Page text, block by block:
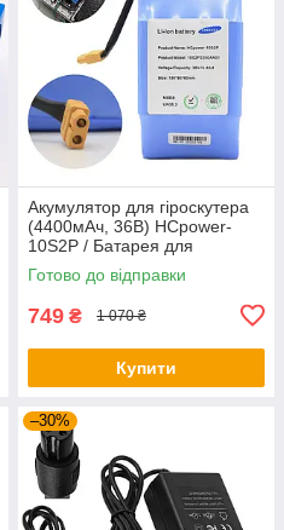
Акумулятор для гіроскутера
(4400мАч, 36В) HCpower-
10S2P / Батарея для
електротсамокату
Готово до відправки
749 ₴ 1 070 ₴
Купити
–30%